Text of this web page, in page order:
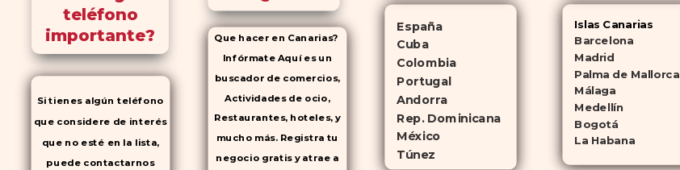
teléfono
importante?
Si tienes algún teléfono
que considere de interés
que no esté en la lista,
puede contactarnos
Que hacer en Canarias?
Infórmate Aquí es un
buscador de comercios,
Actividades de ocio,
Restaurantes, hoteles, y
mucho más. Registra tu
negocio gratis y atrae a
España
Cuba
Colombia
Portugal
Andorra
Rep. Dominicana
México
Túnez
Islas Canarias
Barcelona
Madrid
Palma de Mallorca
Málaga
Medellín
Bogotá
La Habana